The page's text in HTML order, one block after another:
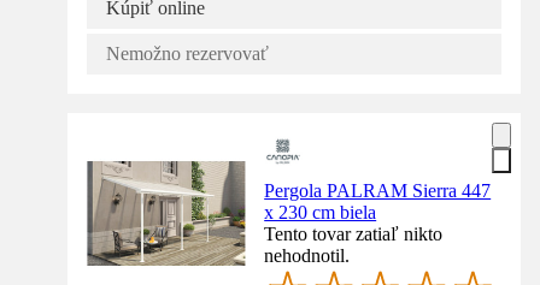
Kúpiť online
Nemožno rezervovať
Pergola PALRAM Sierra 447
x 230 cm biela
Tento tovar zatiaľ nikto
nehodnotil.